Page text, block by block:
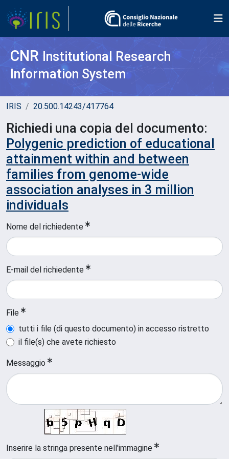
CNR Institutional Research
Information System
IRIS 20.500.14243/417764
Richiedi una copia del documento:
Polygenic prediction of educational
attainment within and between
families from genome-wide
association analyses in 3 million
individuals
Nome del richiedente
E-mail del richiedente
File
tutti i file (di questo documento) in accesso ristretto
il file(s) che avete richiesto
Messaggio
Inserire la stringa presente nell'immagine